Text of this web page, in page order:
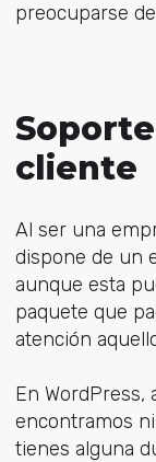
preocuparse
cliente
Al ser una
dispone de un
aunque esta
paquete que
atención
En WordPress,
encontramos
tienes alguna